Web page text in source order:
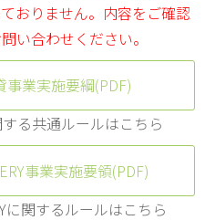
おりません。内容をご確認
い合わせください。
業実施要綱(PDF)
る共通ルールはこちら
事業実施要領(PDF)
に関するルールはこちら